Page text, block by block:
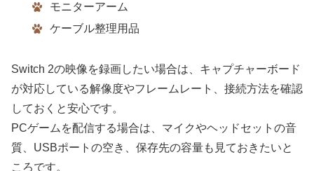
モニターアーム
ケーブル整理用品
Switch 2の映像を録画したい場合は、キャプチャーボード
が対応している解像度やフレームレート、接続方法を確認
しておくと安心です。
PCゲームを配信する場合は、マイクやヘッドセットの音
質、USBポートの空き、保存先の容量も見ておきたいと
ころです。